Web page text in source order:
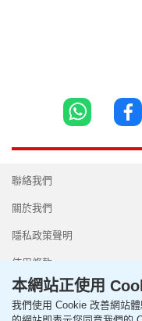
聯絡我們
關於我們
隱私政策聲明
使用條款
本網站正使用
我們使用 Cookie 改善網站